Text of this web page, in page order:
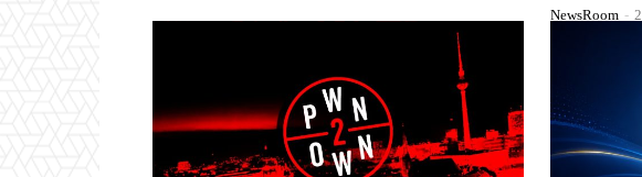
NewsRoom -